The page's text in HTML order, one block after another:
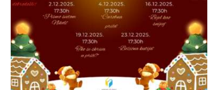
KATALOG
O KNJIŽNICI
ZA KORISNIKE
ODJELI
DOKUMENTI